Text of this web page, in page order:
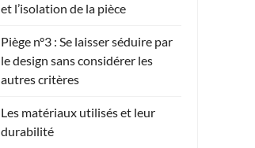
et l’isolation de la pièce
Piège n°3 : Se laisser séduire par
le design sans considérer les
autres critères
Les matériaux utilisés et leur
durabilité